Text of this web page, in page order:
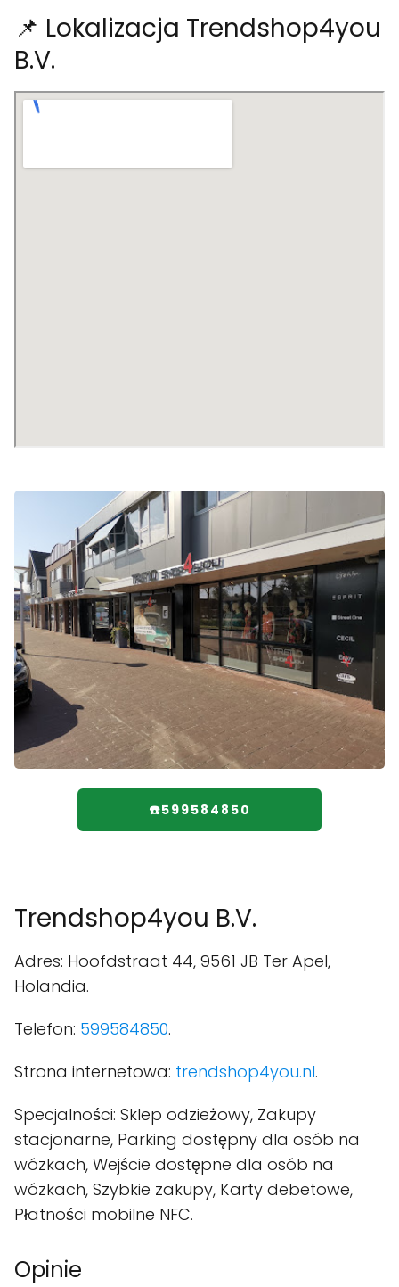
📌 Lokalizacja Trendshop4you
B.V.
☎️599584850
Trendshop4you B.V.
Adres: Hoofdstraat 44, 9561 JB Ter Apel,
Holandia.
Telefon: 599584850.
Strona internetowa: trendshop4you.nl.
Specjalności: Sklep odzieżowy, Zakupy
stacjonarne, Parking dostępny dla osób na
wózkach, Wejście dostępne dla osób na
wózkach, Szybkie zakupy, Karty debetowe,
Płatności mobilne NFC.
Opinie